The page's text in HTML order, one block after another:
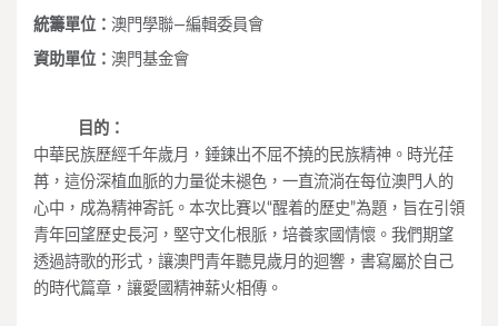
統籌單位： 澳門學聯—編輯委員會
資助單位： 澳門基金會
目的：
中華民族歷經千年歲月，錘鍊出不屈不撓的民族精神。時光荏
苒，這份深植血脈的力量從未褪色，一直流淌在每位澳門人的
心中，成為精神寄託。本次比賽以“醒着的歷史”為題，旨在引領
青年回望歷史長河，堅守文化根脈，培養家國情懷。我們期望
透過詩歌的形式，讓澳門青年聽見歲月的迴響，書寫屬於自己
的時代篇章，讓愛國精神薪火相傳。